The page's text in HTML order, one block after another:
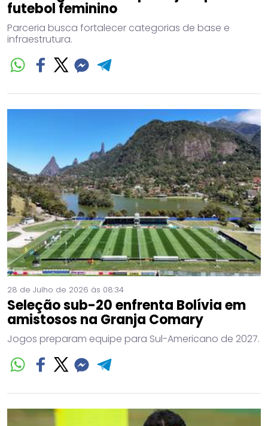
futebol feminino
Parceria busca fortalecer categorias de base e
infraestrutura.
28 de Julho de 2026 às 08:34
Seleção sub-20 enfrenta Bolívia em
amistosos na Granja Comary
Jogos preparam equipe para Sul-Americano de 2027.